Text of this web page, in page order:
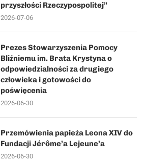
przyszłości Rzeczypospolitej”
2026-07-06
Prezes Stowarzyszenia Pomocy
Bliźniemu im. Brata Krystyna o
odpowiedzialności za drugiego
człowieka i gotowości do
poświęcenia
2026-06-30
Przemówienia papieża Leona XIV do
Fundacji Jérôme’a Lejeune’a
2026-06-30